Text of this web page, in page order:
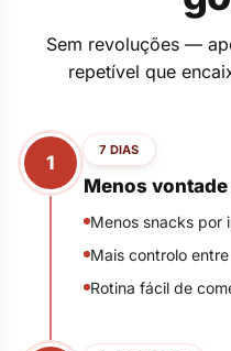
Sem revoluções —
repetível que
1
7 DIAS
Menos
Menos snacks por
Mais controlo
Rotina fácil de